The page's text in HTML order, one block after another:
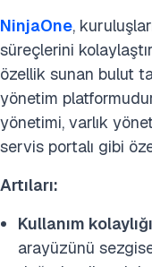
NinjaOne,
süreçlerini
özellik sunan bulut
yönetim
yönetimi, varlık
servis portalı gibi
Artıları:
Kullanım
arayüzünü